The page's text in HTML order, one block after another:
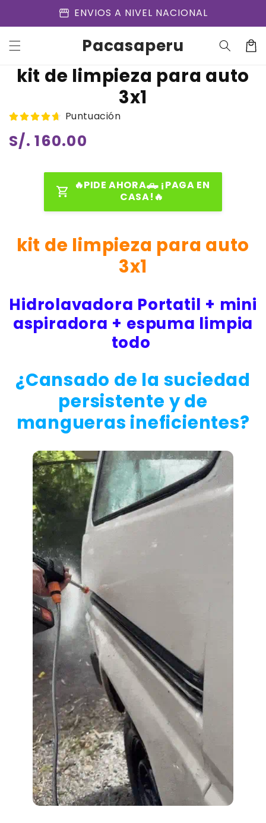
contenido
storefront ENVIOS A NIVEL NACIONAL
Pacasaperu Carrito
lakit de limpieza para auto
3x1
Puntuación
Precio
S/. 160.00
🔥PIDE AHORA🛻 ¡PAGA EN
CASA!🔥
kit de limpieza para auto
3x1
Hidrolavadora Portatil + mini
aspiradora + espuma limpia
todo
¿Cansado de la suciedad
persistente y de
mangueras ineficientes?